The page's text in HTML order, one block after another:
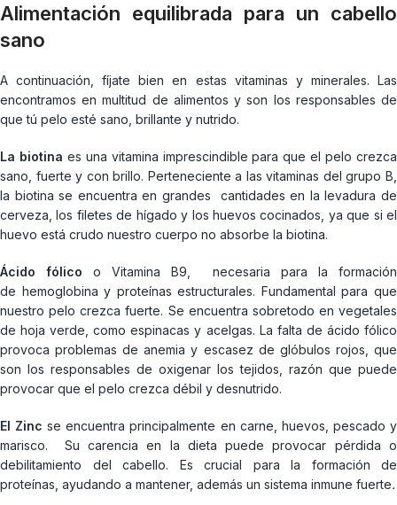
Alimentación equilibrada para un cabello
sano
A continuación, fíjate bien en estas vitaminas y minerales. Las
encontramos en multitud de alimentos y son los responsables de
que tú pelo esté sano, brillante y nutrido.
La biotina es una vitamina imprescindible para que el pelo crezca
sano, fuerte y con brillo. Perteneciente a las vitaminas del grupo B,
la biotina se encuentra en grandes cantidades en la levadura de
cerveza, los filetes de hígado y los huevos cocinados, ya que si el
huevo está crudo nuestro cuerpo no absorbe la biotina.
Ácido fólico o Vitamina B9, necesaria para la formación
de hemoglobina y proteínas estructurales. Fundamental para que
nuestro pelo crezca fuerte. Se encuentra sobretodo en vegetales
de hoja verde, como espinacas y acelgas. La falta de ácido fólico
provoca problemas de anemia y escasez de glóbulos rojos, que
son los responsables de oxigenar los tejidos, razón que puede
provocar que el pelo crezca débil y desnutrido.
El Zinc se encuentra principalmente en carne, huevos, pescado y
marisco. Su carencia en la dieta puede provocar pérdida o
debilitamiento del cabello. Es crucial para la formación de
proteínas, ayudando a mantener, además un sistema inmune fuerte.